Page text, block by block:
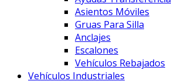
Asientos Móviles
Gruas Para Silla
Anclajes
Escalones
Vehículos Rebajados
Vehículos Industriales